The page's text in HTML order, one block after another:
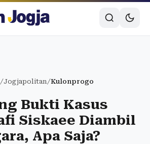
/Jogjapolitan/Kulonprogo
Bukti Kasus
Siskaee Diambil
Apa Saja?